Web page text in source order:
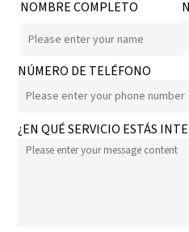
NOMBRE COMPLETO
NÚMERO DE TELÉFONO
¿EN QUÉ SERVICIO ESTÁS